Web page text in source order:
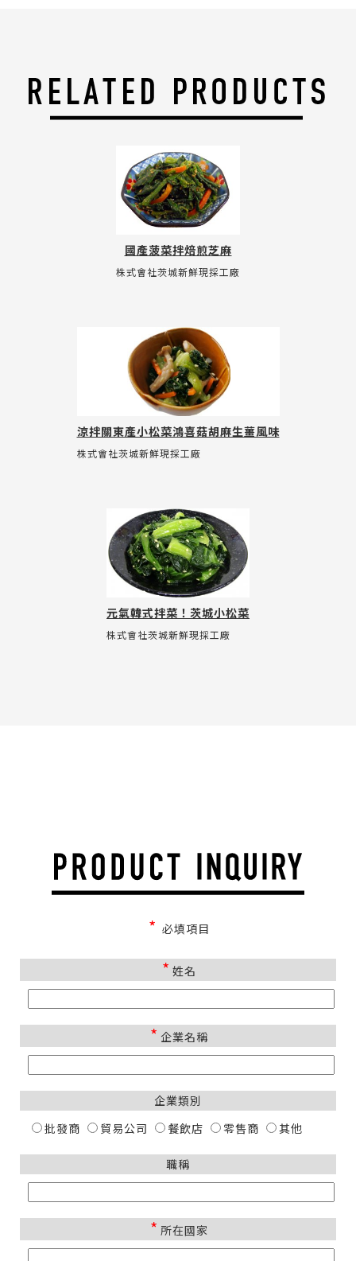
國產菠菜拌焙煎芝麻
株式會社茨城新鮮現採工廠
涼拌關東產小松菜鴻喜菇胡麻生薑風味
株式會社茨城新鮮現採工廠
元氣韓式拌菜！茨城小松菜
株式會社茨城新鮮現採工廠
* 必填項目
* 姓名
* 企業名稱
企業類別
批發商
貿易公司 餐飲店 零售商 其他
職稱
* 所在國家